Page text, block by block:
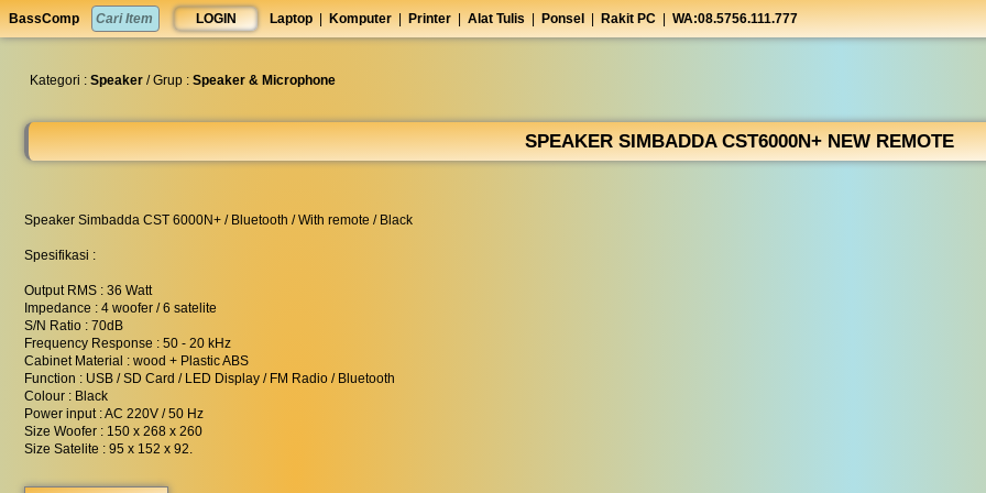
BassComp LOGIN Laptop Komputer Printer Alat Tulis Ponsel Rakit PC WA:08.5756.111.777
anti
lelet
Kategori : Speaker / Grup : Speaker & Microphone
SPEAKER SIMBADDA CST6000N+ NEW REMOTE
Speaker Simbadda CST 6000N+ / Bluetooth / With remote / Black
Spesifikasi :
Output RMS : 36 Watt
Impedance : 4 woofer / 6 satelite
S/N Ratio : 70dB
Frequency Response : 50 - 20 kHz
Cabinet Material : wood + Plastic ABS
Function : USB / SD Card / LED Display / FM Radio / Bluetooth
Colour : Black
Power input : AC 220V / 50 Hz
Size Woofer : 150 x 268 x 260
Size Satelite : 95 x 152 x 92.